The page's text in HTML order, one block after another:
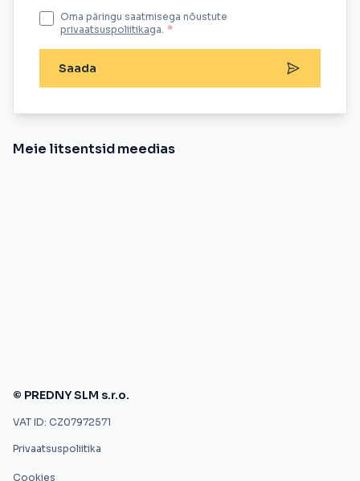
Oma päringu saatmisega nõustute
privaatsuspoliitikaga. *
Saada
Meie litsentsid meedias
© PREDNY SLM s.r.o.
VAT ID: CZ07972571
Privaatsuspoliitika
Cookies